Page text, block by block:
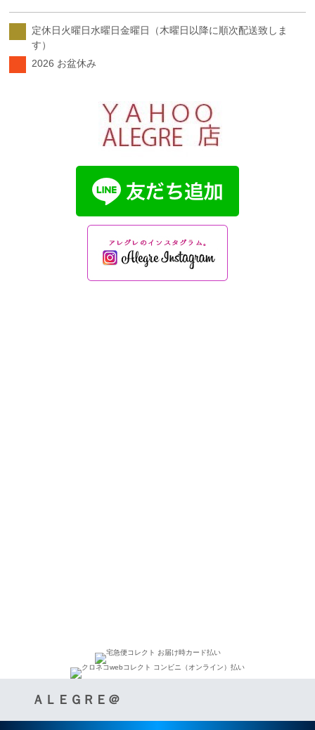
定休日火曜日水曜日金曜日（木曜日以降に順次配送致しま
す）
2026 お盆休み
ＡＬＥＧＲＥ＠